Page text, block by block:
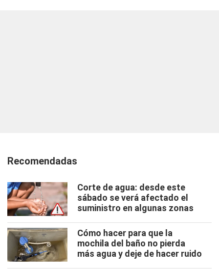
Recomendadas
Corte de agua: desde este
sábado se verá afectado el
suministro en algunas zonas
Cómo hacer para que la
mochila del baño no pierda
más agua y deje de hacer ruido